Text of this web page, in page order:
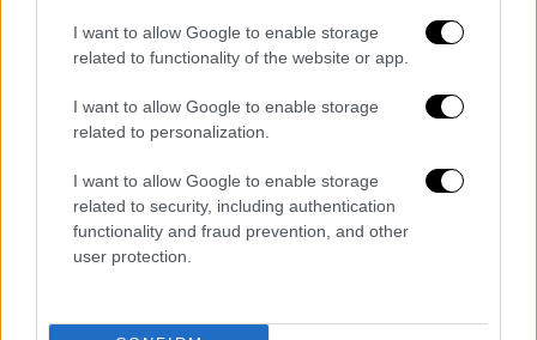
I want to allow Google to enable storage
related to functionality of the website or app.
I want to allow Google to enable storage
related to personalization.
I want to allow Google to enable storage
related to security, including authentication
functionality and fraud prevention, and other
user protection.
λαβωμένος βγαίνει ο Πούτιν από την
κρίση: Ο Αλέξανδρος Δεσποτόπουλος
εξηγεί στο ethnos.gr
Σούπερ μάρκετ: Η ακρίβεια αύξησε τον
τζίρο 9,3% στο 5μηνο - «Καίνε» τα
τρόφιμα, αδειάζει το καλάθι
Διαβάστε ακόμη
πλησίαζε τα 75 όταν τον αντάμωσε η δόξα –